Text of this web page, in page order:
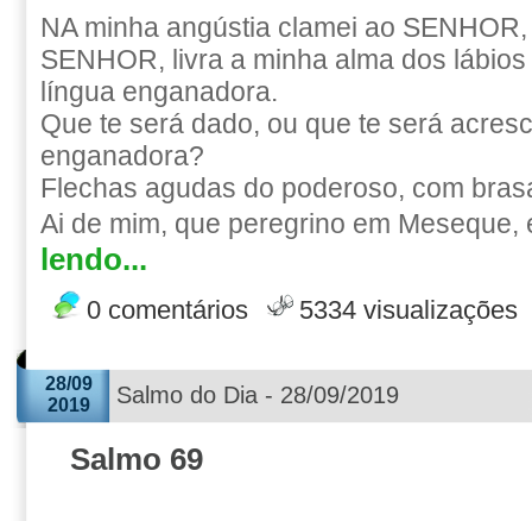
NA minha angústia clamei ao
SENHOR, livra a minha alma dos
língua enganadora.
Que te será dado, ou que te será
enganadora?
Flechas agudas do poderoso, com
Ai de mim, que peregrino em Meseque,
lendo...
0 comentários 5334 visualizações
28/09
2019
Salmo do Dia - 28/09/2019
Salmo 69